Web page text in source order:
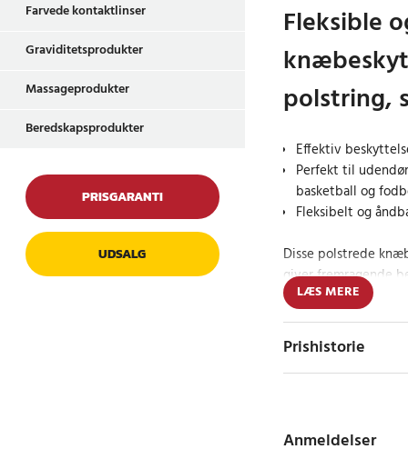
Farvede kontaktlinser
Graviditetsprodukter
Massageprodukter
Beredskapsprodukter
PRISGARANTI
UDSALG
Fleksible
polstring,
Effektiv
Perfekt til
basketball og
Fleksibelt og
Disse polstrede
giver fremragende
intensive
volleyball,
knæbeskyttere
mindsker risikoen for
LÆS MERE
Prishistorie
Anmeldelser